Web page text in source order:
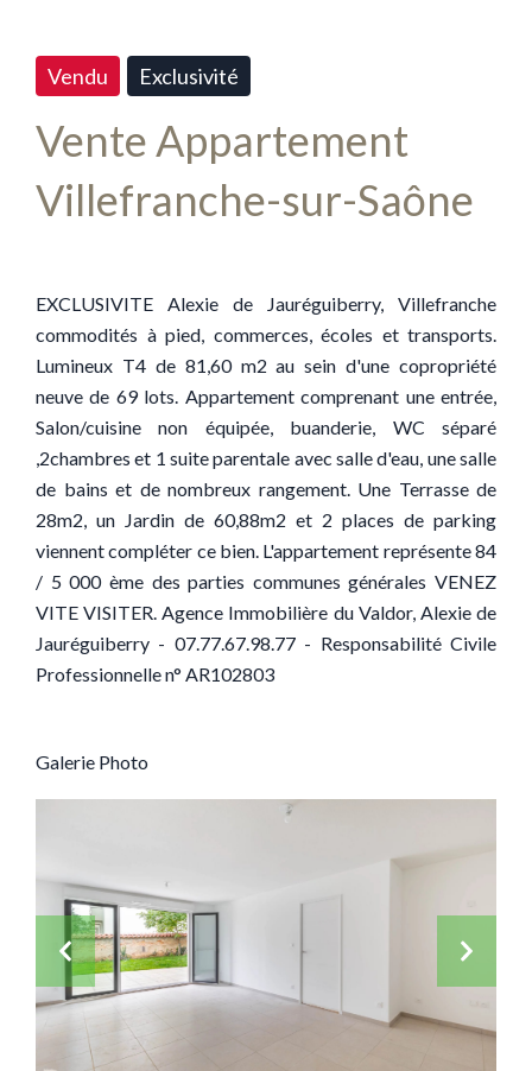
Vendu Exclusivité
Vente Appartement
Villefranche-sur-Saône
EXCLUSIVITE Alexie de Jauréguiberry, Villefranche
commodités à pied, commerces, écoles et transports.
Lumineux T4 de 81,60 m2 au sein d'une copropriété
neuve de 69 lots. Appartement comprenant une entrée,
Salon/cuisine non équipée, buanderie, WC séparé
,2chambres et 1 suite parentale avec salle d'eau, une salle
de bains et de nombreux rangement. Une Terrasse de
28m2, un Jardin de 60,88m2 et 2 places de parking
viennent compléter ce bien. L'appartement représente 84
/ 5 000 ème des parties communes générales VENEZ
VITE VISITER. Agence Immobilière du Valdor, Alexie de
Jauréguiberry - 07.77.67.98.77 - Responsabilité Civile
Professionnelle n° AR102803
Galerie Photo